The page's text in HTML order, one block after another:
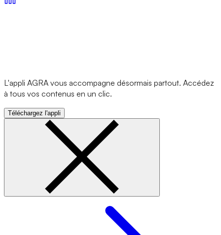
L'appli AGRA vous accompagne désormais partout. Accédez
à tous vos contenus en un clic.
Téléchargez l'appli